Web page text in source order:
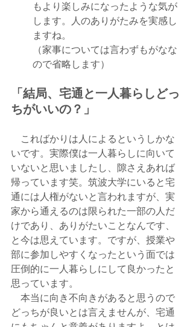
もより楽しみになったような気が
します。人のありがたみを実感し
ますね。
（家事については言わずもがなな
ので省略します）
「結局、宅通と一人暮らしどっ
ちがいいの？」
こればかりは人によるというしかな
いです。実際僕は一人暮らしに向いて
いないと思いましたし、隙さえあれば
帰っています笑。筑波大学にいると宅
通には人権がないと言われますが、実
家から通えるのは限られた一部の人だ
けであり、ありがたいことなんです、
と今は思えています。ですが、授業や
部に参加しやすくなったという面では
圧倒的に一人暮らしにして良かったと
思っています。
本当に向き不向きがあると思うので
どっちが良いとは言えませんが、宅通